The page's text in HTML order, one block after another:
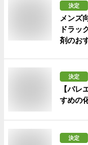
決定
メンズ
ドラッ
剤のお
決定
【バレ
すめの
決定